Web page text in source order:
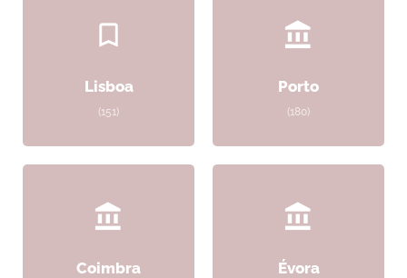
Lisboa
(151)
Porto
(180)
Coimbra Évora